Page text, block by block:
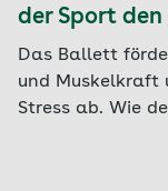
der Sport den
Das Ballett
und Muskelkraft
Stress ab. Wie